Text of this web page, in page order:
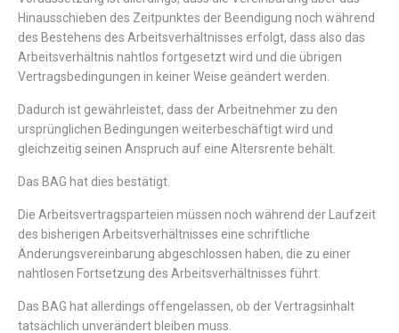
Hinausschieben des Zeitpunktes der Beendigung noch während
des Bestehens des Arbeitsverhältnisses erfolgt, dass also das
Arbeitsverhältnis nahtlos fortgesetzt wird und die übrigen
Vertragsbedingungen in keiner Weise geändert werden.
Dadurch ist gewährleistet, dass der Arbeitnehmer zu den
ursprünglichen Bedingungen weiterbeschäftigt wird und
gleichzeitig seinen Anspruch auf eine Altersrente behält.
Das BAG hat dies bestätigt.
Die Arbeitsvertragsparteien müssen noch während der Laufzeit
des bisherigen Arbeitsverhältnisses eine schriftliche
Änderungsvereinbarung abgeschlossen haben, die zu einer
nahtlosen Fortsetzung des Arbeitsverhältnisses führt.
Das BAG hat allerdings offengelassen, ob der Vertragsinhalt
tatsächlich unverändert bleiben muss.